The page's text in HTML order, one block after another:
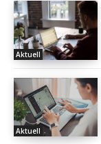
Aktuell
Aktuell